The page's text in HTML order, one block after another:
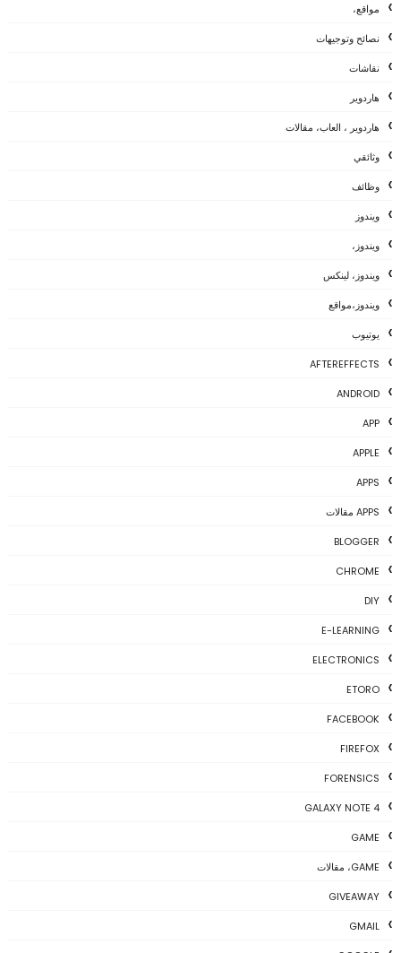
مواقع،
نصائح وتوجيهات
نقاشات
هاردوير
هاردوير ، العاب، مقالات
وثائقي
وظائف
ويندوز
ويندوز،
ويندوز، لينكس
ويندوز،مواقع
يوتيوب
AFTEREFFECTS
ANDROID
APP
APPLE
APPS
APPS مقالات
BLOGGER
CHROME
DIY
E-LEARNING
ELECTRONICS
ETORO
FACEBOOK
FIREFOX
FORENSICS
GALAXY NOTE 4
GAME
GAME، مقالات
GIVEAWAY
GMAIL